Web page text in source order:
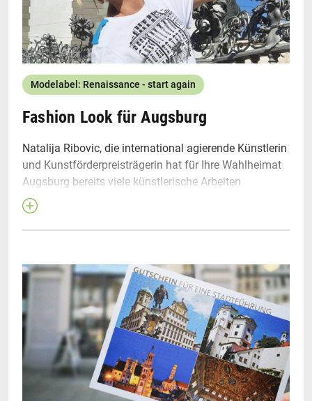
Modelabel: Renaissance - start again
Fashion Look für Augsburg
Natalija Ribovic, die international agierende Künstlerin
und Kunstförderpreisträgerin hat für Ihre Wahlheimat
Augsburg bereits viele künstlerische Arbeiten
umgesetzt. Mit ihrer innovativen Modelinie
Renaissance - start again greift die Künstlerin Aspekte
aus vielfältigen Themen wie Renaissance, Kunst,
setzt diese vor Augsburgs herrlicher Renaissance-
Kulisse in Szene. Die Produktlinie ist im Shop der
Tourist Information Augsburg erhältlich.Collection
Foto © Natalija Ribovic